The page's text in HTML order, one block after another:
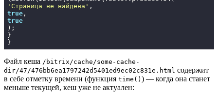
'Страница не найдена'
true
true
);
}
}
Файл кеша /bitrix/cache/some-cache-
dir/47/476bb6ea1797242d5401ed9ec02c831e.html содержит
в себе отметку времени (функция time() ) — когда она станет
меньше текущей, кеш уже не актуален: